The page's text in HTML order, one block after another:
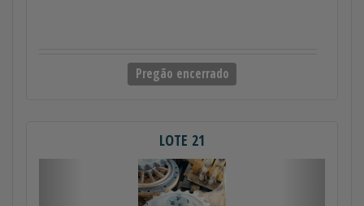
Pregão encerrado
LOTE 21